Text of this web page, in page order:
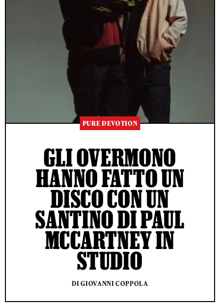
PURE DEVOTION
GLI OVERMONO
HANNO FATTO UN
DISCO CON UN
SANTINO DI PAUL
MCCARTNEY IN
STUDIO
DI GIOVANNI COPPOLA